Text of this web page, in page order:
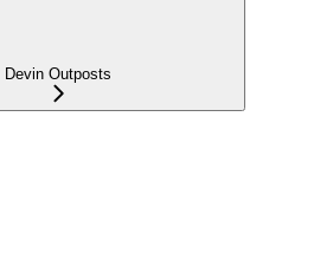
Devin Outposts